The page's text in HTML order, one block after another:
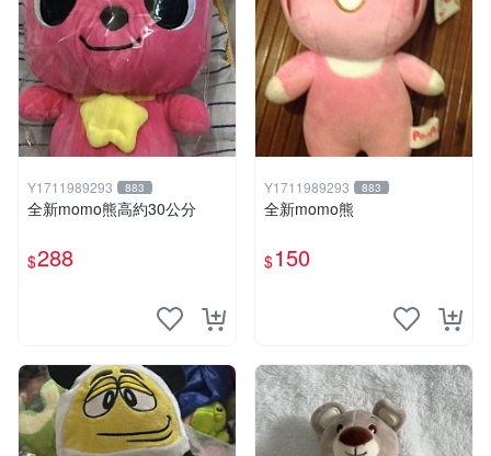
Y1711989293 883
全新momo熊高約30公分
$288
Y1711989293 883
全新momo熊
$150